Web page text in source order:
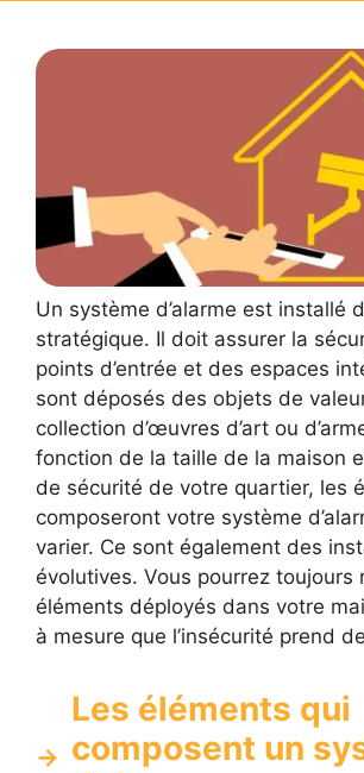
Un système d’alarme est installé
stratégique. Il doit assurer la
points d’entrée et des espaces
sont déposés des objets de
collection d’œuvres d’art ou
fonction de la taille de la maison
de sécurité de votre quartier, les
composeront votre système
varier. Ce sont également des
évolutives. Vous pourrez toujours
éléments déployés dans votre
à mesure que l’insécurité prend
Les éléments qui
composent un